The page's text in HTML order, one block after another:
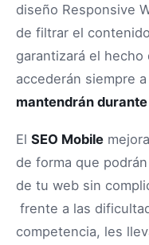
diseño Responsive
de filtrar el
garantizará el
accederán siempre
mantendrán
El SEO Mobile
de forma que
de tu web sin
frente a las
competencia, les